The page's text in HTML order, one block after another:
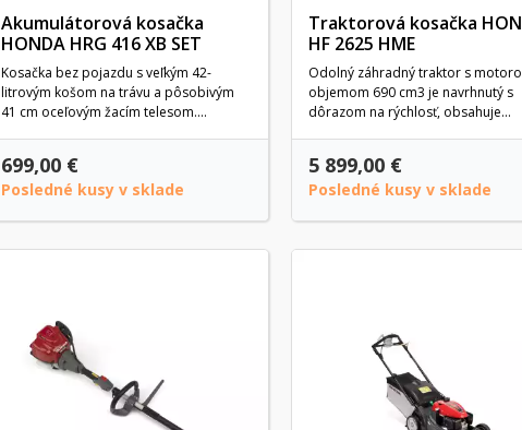
Akumulátorová kosačka
HONDA HRG 416 XB SET
Kosačka bez pojazdu s veľkým 42-
litrovým košom na trávu a pôsobivým
41 cm oceľovým žacím telesom....
699,00 €
Posledné kusy v sklade
Traktorová kosačka
HF 2625 HME
Odolný záhradný traktor s
objemom 690 cm3 je navrhnutý s
dôrazom na rýchlosť, obsahuje...
5 899,00 €
Posledné kusy v sklade